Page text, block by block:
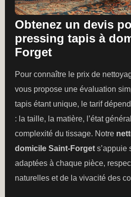
Obtenez un devis
pressing tapis à
Forget
Pour connaître le prix de
vous propose une évaluation
tapis étant unique, le tarif
: la taille, la matière, l’état
complexité du tissage. Notre
domicile Saint-Forget s’appuie
adaptées à chaque pièce,
naturelles et de la vivacité des